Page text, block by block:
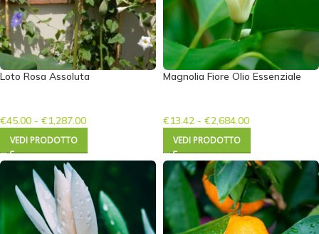
Loto Rosa Assoluta
€45.00 - €1,287.00
VEDI PRODOTTO
Magnolia Fiore Olio Essenziale
€13.42 - €2,684.00
VEDI PRODOTTO